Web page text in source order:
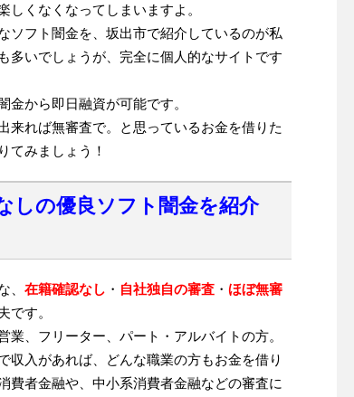
くなくなってしまいますよ。
ソフト闇金を、坂出市で紹介しているのが私
多いでしょうが、完全に個人的なサイトです
金から即日融資が可能です。
来れば無審査で。と思っているお金を借りた
てみましょう！
しの優良ソフト闇金を紹介
、 在籍確認なし ・ 自社独自の審査 ・ ほぼ無審
です。
、フリーター、パート・アルバイトの方。
収入があれば、どんな職業の方もお金を借り
費者金融や、中小系消費者金融などの審査に